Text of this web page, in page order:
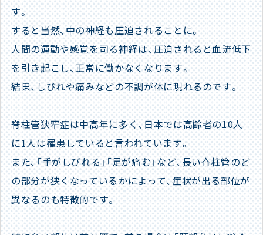
す。
すると当然、中の神経も圧迫されることに。
人間の運動や感覚を司る神経は、圧迫されると血流低下
を引き起こし、正常に働かなくなります。
結果、しびれや痛みなどの不調が体に現れるのです。
脊柱管狭窄症は中高年に多く、日本では高齢者の10人
に1人は罹患していると言われています。
また、「手がしびれる」「足が痛む」など、長い脊柱管のど
の部分が狭くなっているかによって、症状が出る部位が
異なるのも特徴的です。